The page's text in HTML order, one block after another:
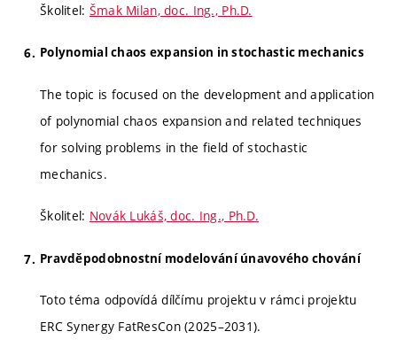
Školitel: Šmak Milan, doc. Ing., Ph.D.
Polynomial chaos expansion in stochastic mechanics
The topic is focused on the development and application
of polynomial chaos expansion and related techniques
for solving problems in the field of stochastic
mechanics.
Školitel: Novák Lukáš, doc. Ing., Ph.D.
Pravděpodobnostní modelování únavového chování
Toto téma odpovídá dílčímu projektu v rámci projektu
ERC Synergy FatResCon (2025–2031).